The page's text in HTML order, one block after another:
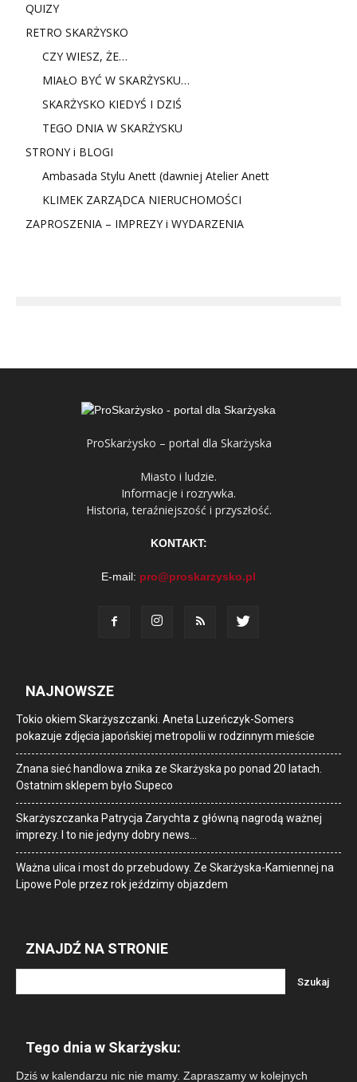
QUIZY
RETRO SKARŻYSKO
CZY WIESZ, ŻE…
MIAŁO BYĆ W SKARŻYSKU…
SKARŻYSKO KIEDYŚ I DZIŚ
TEGO DNIA W SKARŻYSKU
STRONY i BLOGI
Ambasada Stylu Anett (dawniej Atelier Anett
KLIMEK ZARZĄDCA NIERUCHOMOŚCI
ZAPROSZENIA – IMPREZY i WYDARZENIA
ProSkarżysko – portal dla Skarżyska
Miasto i ludzie.
Informacje i rozrywka.
Historia, teraźniejszość i przyszłość.
KONTAKT:
E-mail: pro@proskarzysko.pl
NAJNOWSZE
Tokio okiem Skarżyszczanki. Aneta Luzeńczyk-Somers
pokazuje zdjęcia japońskiej metropolii w rodzinnym mieście
Znana sieć handlowa znika ze Skarżyska po ponad 20 latach.
Ostatnim sklepem było Supeco
Skarżyszczanka Patrycja Zarychta z główną nagrodą ważnej
imprezy. I to nie jedyny dobry news…
Ważna ulica i most do przebudowy. Ze Skarżyska-Kamiennej na
Lipowe Pole przez rok jeździmy objazdem
ZNAJDŹ NA STRONIE
Tego dnia w Skarżysku:
Dziś w kalendarzu nic nie mamy. Zapraszamy w kolejnych